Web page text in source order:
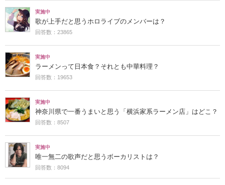
実施中
歌が上手だと思うホロライブのメンバーは？
回答数：23865
実施中
ラーメンって日本食？それとも中華料理？
回答数：19653
実施中
神奈川県で一番うまいと思う「横浜家系ラーメン店」はどこ？
回答数：8507
実施中
唯一無二の歌声だと思うボーカリストは？
回答数：8094